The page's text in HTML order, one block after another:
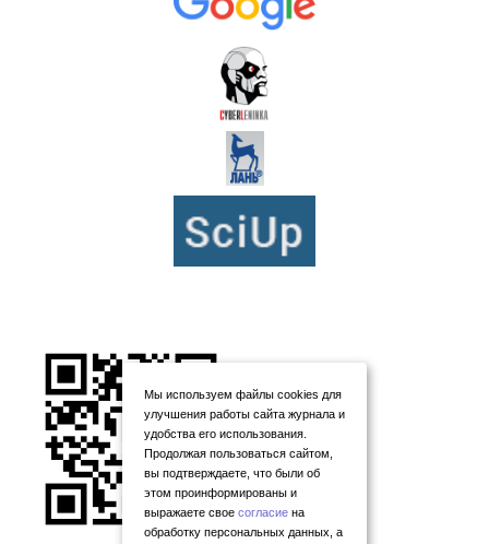
Мы используем файлы cookies для
улучшения работы сайта журнала и
удобства его использования.
Продолжая пользоваться сайтом,
вы подтверждаете, что были об
этом проинформированы и
выражаете свое согласие на
обработку персональных данных, а